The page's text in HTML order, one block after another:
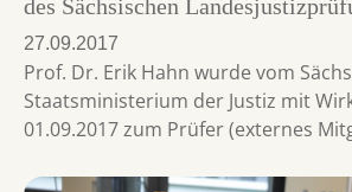
des Sächsischen
27.09.2017
Prof. Dr. Erik Hahn wurde vom
Staatsministerium der Justiz mit
01.09.2017 zum Prüfer (externes